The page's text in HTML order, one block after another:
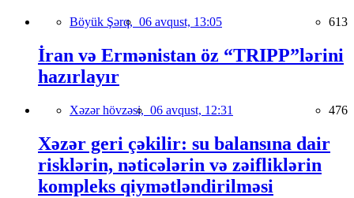
Böyük Şərq, 06 avqust, 13:05 613
İran və Ermənistan öz “TRIPP”lərini
hazırlayır
Xəzər hövzəsi, 06 avqust, 12:31 476
Xəzər geri çəkilir: su balansına dair
risklərin, nəticələrin və zəifliklərin
kompleks qiymətləndirilməsi